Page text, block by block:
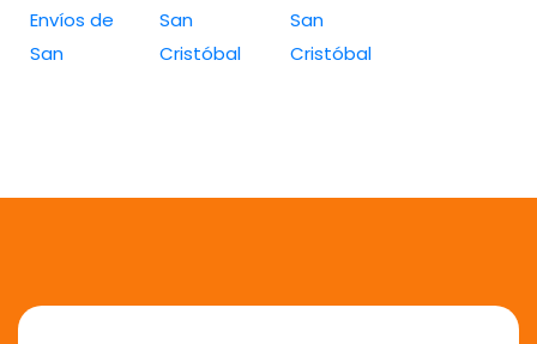
Envíos de
San
San
Cristóbal
San
Cristóbal